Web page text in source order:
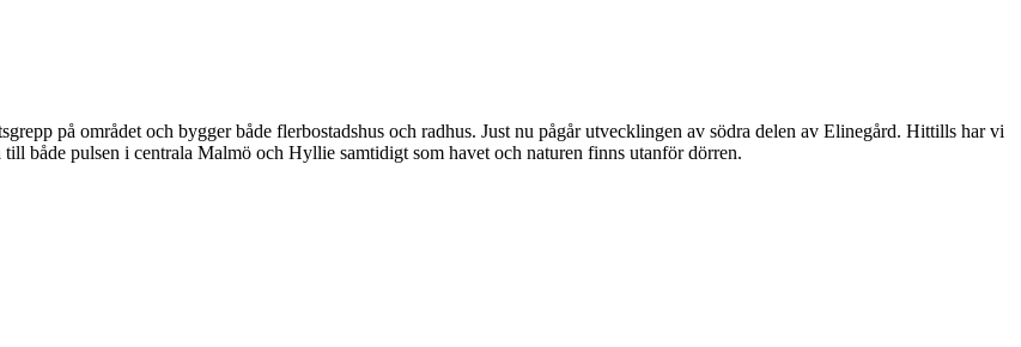
på området och bygger både flerbostadshus och radhus. Just nu pågår utvecklingen av södra delen av Elinegård. Hittills har vi
både pulsen i centrala Malmö och Hyllie samtidigt som havet och naturen finns utanför dörren.